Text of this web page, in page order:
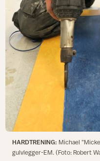
HARDTRENING: Michael
gulvlegger-EM. (Foto: Robert